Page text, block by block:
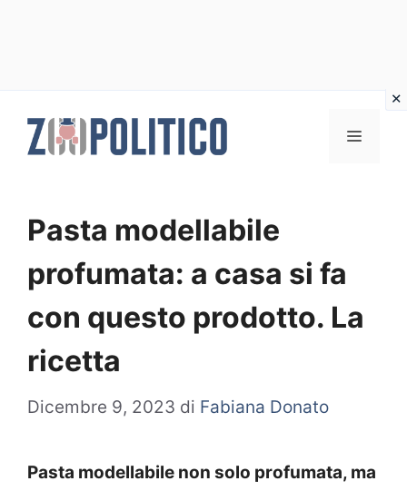
MENU
Pasta modellabile
profumata: a casa si fa
con questo prodotto. La
ricetta
Dicembre 9, 2023 di Fabiana Donato
Pasta modellabile non solo profumata, ma